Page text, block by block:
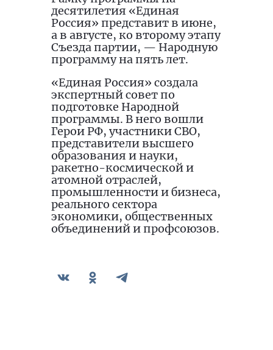
десятилетия «Единая
Россия» представит в июне,
а в августе, ко второму этапу
Съезда партии, — Народную
программу на пять лет.
«Единая Россия» создала
экспертный совет по
подготовке Народной
программы. В него вошли
Герои РФ, участники СВО,
представители высшего
образования и науки,
ракетно-космической и
атомной отраслей,
промышленности и бизнеса,
реального сектора
экономики, общественных
объединений и профсоюзов.